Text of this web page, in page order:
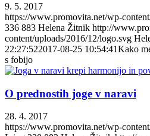
9. 5. 2017
https://www.promovita.net/wp-
336 883 Helena Žitnik http://
content/uploads/2016/12/logo.svg
22:27:522017-08-25 10:54:41Kako
s fobijo
O prednostih joge v naravi
28. 4. 2017
https://www.promovita.net/wp-